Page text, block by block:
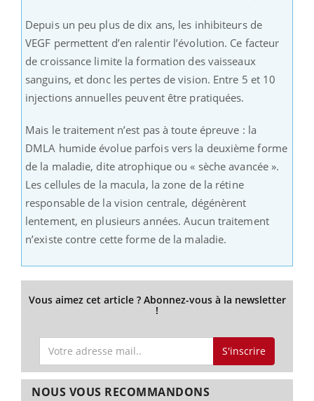
Depuis un peu plus de dix ans, les inhibiteurs de
VEGF permettent d’en ralentir l’évolution. Ce facteur
de croissance limite la formation des vaisseaux
sanguins, et donc les pertes de vision. Entre 5 et 10
injections annuelles peuvent être pratiquées.
Mais le traitement n’est pas à toute épreuve : la
DMLA humide évolue parfois vers la deuxième forme
de la maladie, dite atrophique ou « sèche avancée ».
Les cellules de la macula, la zone de la rétine
responsable de la vision centrale, dégénèrent
lentement, en plusieurs années. Aucun traitement
n’existe contre cette forme de la maladie.
Vous aimez cet article ? Abonnez-vous à la newsletter
!
S'inscrire
NOUS VOUS RECOMMANDONS